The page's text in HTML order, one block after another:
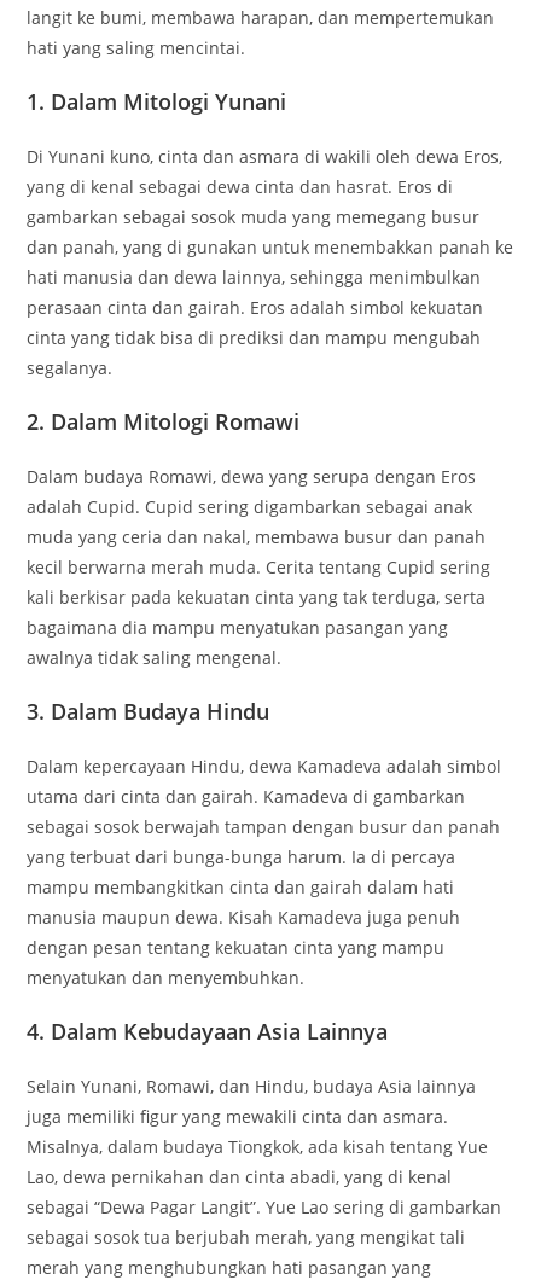
langit ke bumi, membawa harapan, dan mempertemukan
hati yang saling mencintai.
1. Dalam Mitologi Yunani
Di Yunani kuno, cinta dan asmara di wakili oleh dewa Eros,
yang di kenal sebagai dewa cinta dan hasrat. Eros di
gambarkan sebagai sosok muda yang memegang busur
dan panah, yang di gunakan untuk menembakkan panah ke
hati manusia dan dewa lainnya, sehingga menimbulkan
perasaan cinta dan gairah. Eros adalah simbol kekuatan
cinta yang tidak bisa di prediksi dan mampu mengubah
segalanya.
2. Dalam Mitologi Romawi
Dalam budaya Romawi, dewa yang serupa dengan Eros
adalah Cupid. Cupid sering digambarkan sebagai anak
muda yang ceria dan nakal, membawa busur dan panah
kecil berwarna merah muda. Cerita tentang Cupid sering
kali berkisar pada kekuatan cinta yang tak terduga, serta
bagaimana dia mampu menyatukan pasangan yang
awalnya tidak saling mengenal.
3. Dalam Budaya Hindu
Dalam kepercayaan Hindu, dewa Kamadeva adalah simbol
utama dari cinta dan gairah. Kamadeva di gambarkan
sebagai sosok berwajah tampan dengan busur dan panah
yang terbuat dari bunga-bunga harum. Ia di percaya
mampu membangkitkan cinta dan gairah dalam hati
manusia maupun dewa. Kisah Kamadeva juga penuh
dengan pesan tentang kekuatan cinta yang mampu
menyatukan dan menyembuhkan.
4. Dalam Kebudayaan Asia Lainnya
Selain Yunani, Romawi, dan Hindu, budaya Asia lainnya
juga memiliki figur yang mewakili cinta dan asmara.
Misalnya, dalam budaya Tiongkok, ada kisah tentang Yue
Lao, dewa pernikahan dan cinta abadi, yang di kenal
sebagai “Dewa Pagar Langit”. Yue Lao sering di gambarkan
sebagai sosok tua berjubah merah, yang mengikat tali
merah yang menghubungkan hati pasangan yang